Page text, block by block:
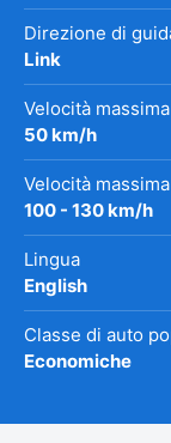
Direzione di
Link
Velocità
50 km/h
Velocità
100 - 130 km/h
Lingua
English
Classe di auto
Economiche